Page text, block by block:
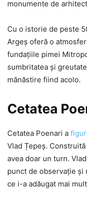
monumente de
Cu o istorie de peste
Argeș oferă o
fundațiile pimei
sumbritatea și
mănăstire fiind acolo.
Cetatea
Cetatea Poenari a
Vlad Țepeș.
avea doar un turn.
punct de observație și
ce i-a adăugat mai